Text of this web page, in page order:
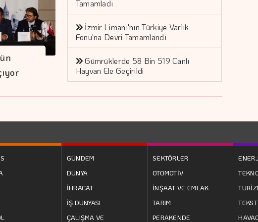
Tamamladı
İzmir Limanı'nın Türkiye Varlık
Fonu'na Devri Tamamlandı
Gümrüklerde 58 Bin 519 Canlı
Hayvan Ele Geçirildi
GÜNDEM
DÜNYA
İHRACAT
İŞ DÜNYASI
ÇALIŞMA VE
SEKTÖRLER
OTOMOTİV
İNŞAAT VE EMLAK
TARIM
PERAKENDE